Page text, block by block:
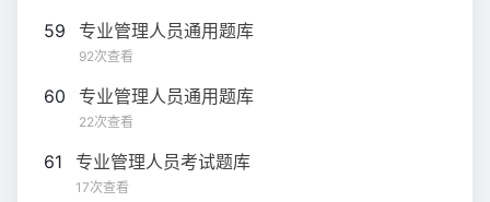
59 专业管理人员通用题库
92次查看
60 专业管理人员通用题库
22次查看
61 专业管理人员考试题库
17次查看